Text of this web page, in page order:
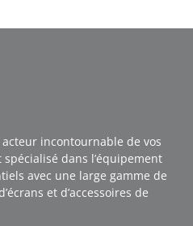
incontournable de vos
spécialisé dans l’équipement
avec une large gamme de
et d’accessoires de